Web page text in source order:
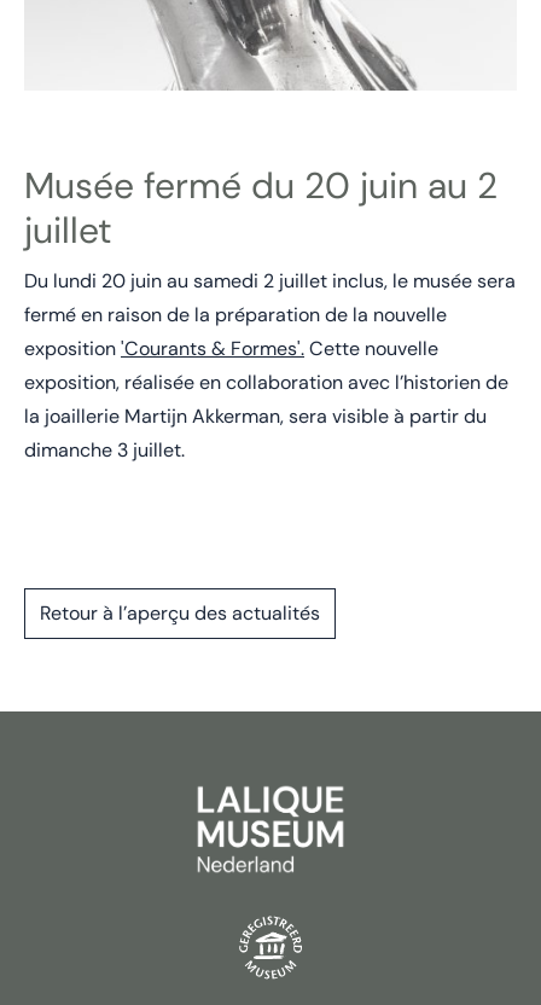
Musée fermé du 20 juin au 2
juillet
Du lundi 20 juin au samedi 2 juillet inclus, le musée sera
fermé en raison de la préparation de la nouvelle
exposition'Courants & Formes'.Cette nouvelle
exposition, réalisée en collaboration avec l’historien de
la joaillerie Martijn Akkerman, sera visible à partir du
dimanche 3 juillet.
Retour à l’aperçu des actualités